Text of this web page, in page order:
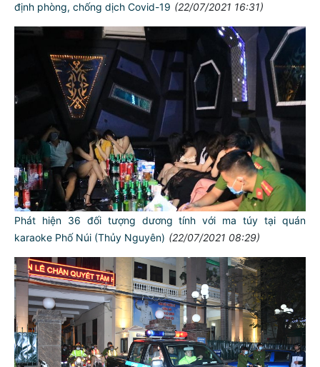
định phòng, chống dịch Covid-19 (22/07/2021 16:31)
Phát hiện 36 đối tượng dương tính với ma túy tại quán
karaoke Phố Núi (Thủy Nguyên) (22/07/2021 08:29)